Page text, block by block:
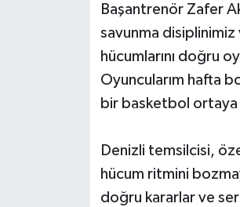
Başantrenör Zafer
savunma
hücumlarını doğru
Oyuncularım hafta
bir basketbol ortaya
Denizli temsilcisi,
hücum ritmini
doğru kararlar ve